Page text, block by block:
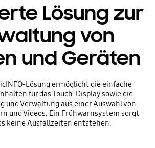
Lösung zur
von
und Geräten
Lösung ermöglicht die einfache
für das Touch-Display sowie die
und Verwaltung aus einer Auswahl von
und Videos. Ein Frühwarnsystem sorgt
keine Ausfallzeiten entstehen.